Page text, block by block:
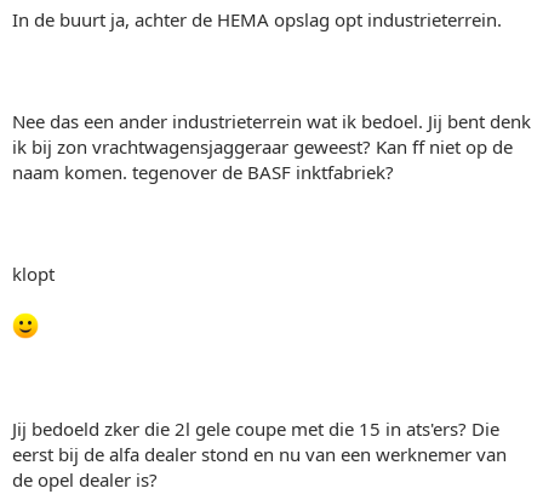
In de buurt ja, achter de HEMA opslag opt industrieterrein.
Nee das een ander industrieterrein wat ik bedoel. Jij bent denk
ik bij zon vrachtwagensjaggeraar geweest? Kan ff niet op de
naam komen. tegenover de BASF inktfabriek?
klopt
Jij bedoeld zker die 2l gele coupe met die 15 in ats'ers? Die
eerst bij de alfa dealer stond en nu van een werknemer van
de opel dealer is?